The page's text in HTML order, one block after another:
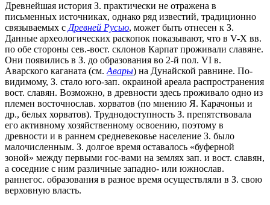
Древнейшая история З. практически не отражена в
письменных источниках, однако ряд известий, традиционно
связываемых с Древней Русью, может быть отнесен к З.
Данные археологических раскопок показывают, что в V-Х вв.
по обе стороны сев.-вост. склонов Карпат проживали славяне.
Они появились в З. до образования во 2-й пол. VI в.
Аварского каганата (см. Авары) на Дунайской равнине. По-
видимому, З. стало юго-зап. окраиной ареала распространения
вост. славян. Возможно, в древности здесь проживало одно из
племен восточнослав. хорватов (по мнению Я. Карачоньи и
др., белых хорватов). Труднодоступность З. препятствовала
его активному хозяйственному освоению, поэтому в
древности и в раннем средневековье население З. было
малочисленным. З. долгое время оставалось «буферной
зоной» между первыми гос-вами на землях зап. и вост. славян,
а соседние с ним различные западно- или южнослав.
раннегос. образования в разное время осуществляли в З. свою
верховную власть.